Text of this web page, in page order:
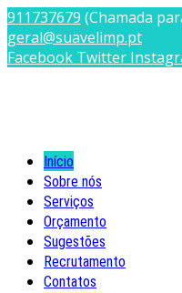
911737679 (Chamada
geral@suavelimp.pt
Facebook Twitter
Suavelimp - Limpezas
Limpezas e Serviços na
Início
Sobre nós
Serviços
Orçamento
Sugestões
Recrutamento
Contatos